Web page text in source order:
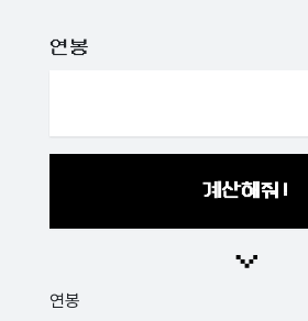
연봉
계산해줘!
연봉